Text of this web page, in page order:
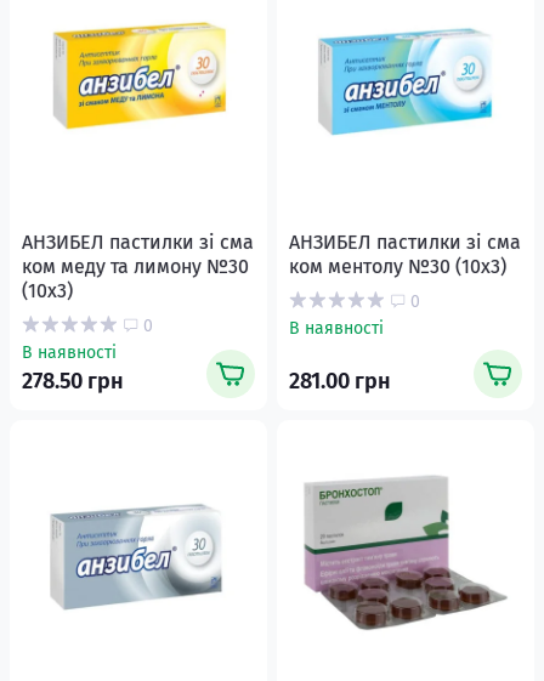
АНЗИБЕЛ пастилки зі сма
ком меду та лимону №30
(10х3)
0
В наявності
278.50 грн
АНЗИБЕЛ пастилки зі сма
ком ментолу №30 (10х3)
0
В наявності
281.00 грн